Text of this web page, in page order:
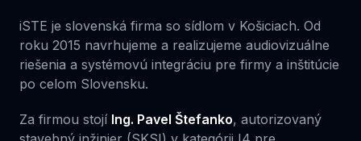
iSTE je slovenská firma so sídlom v Košiciach. Od
roku 2015 navrhujeme a realizujeme audiovizuálne
riešenia a systémovú integráciu pre firmy a inštitúcie
po celom Slovensku.
Za firmou stojí Ing. Pavel Štefanko, autorizovaný